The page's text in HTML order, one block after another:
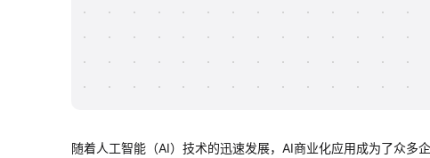
随着人工智能（AI）技术的迅速发展，AI商业化应用成为了众多